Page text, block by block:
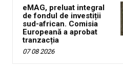
eMAG, preluat integral
de fondul de investiții
sud-african. Comisia
Europeană a aprobat
tranzacția
07 08 2026